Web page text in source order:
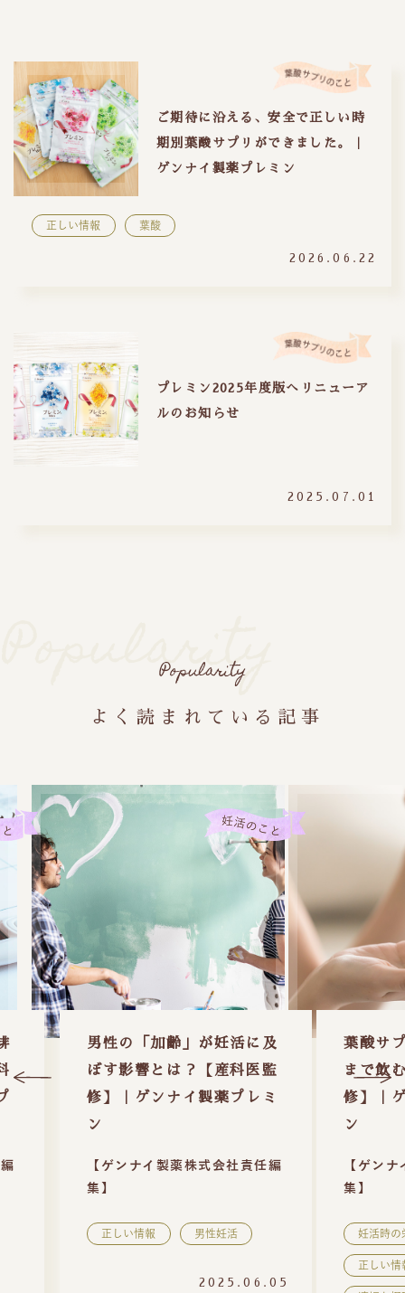
ご期待に沿える、安全で正しい時
期別葉酸サプリができました。｜
ゲンナイ製薬プレミン
正しい情報 葉酸
2026.06.22
プレミン2025年度版へリニューア
ルのお知らせ
2025.07.01
Popularity
Popularity
よく読まれている記事
男性の「加齢」が妊活に及
ぼす影響とは？【産科医監
修】｜ゲンナイ製薬プレミ
ン
【ゲンナイ製薬株式会社責任編
集】
正しい情報 男性妊活
2025.06.05
葉酸サ
まで飲
修】｜
ン
【ゲン
集】
妊活時の
正しい情